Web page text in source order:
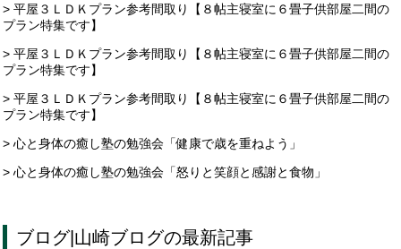
> 平屋３ＬＤＫプラン参考間取り【８帖主寝室に６畳子供部屋二間の
プラン特集です】
> 平屋３ＬＤＫプラン参考間取り【８帖主寝室に６畳子供部屋二間の
プラン特集です】
> 平屋３ＬＤＫプラン参考間取り【８帖主寝室に６畳子供部屋二間の
プラン特集です】
> 心と身体の癒し塾の勉強会「健康で歳を重ねよう」
> 心と身体の癒し塾の勉強会「怒りと笑顔と感謝と食物」
ブログ| 山崎ブログの最新記事